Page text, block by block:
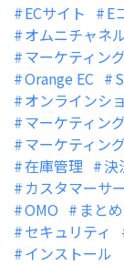
ECサイト E
オムニチャネ
マーケティン
Orange EC
オンラインシ
マーケティン
マーケティン
在庫管理
決
カスタマーサ
OMO
まと
セキュリティ
インストール